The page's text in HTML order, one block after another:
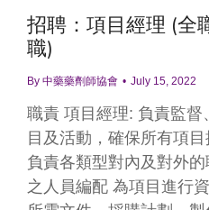
招聘：項目經理 (全
職)
By 中藥藥劑師協會 July 15, 2022
職責 項目經理: 負責監督
目及活動，確保所有項
負責各類型對內及對外
之人員編配 為項目進行